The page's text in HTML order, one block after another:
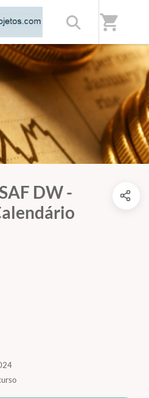
shopping_cart
DW -